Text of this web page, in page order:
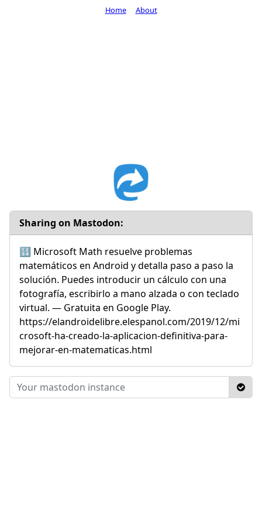
Sharing on Mastodon:
🔢 Microsoft Math resuelve problemas
matemáticos en Android y detalla paso a paso la
solución. Puedes introducir un cálculo con una
fotografía, escribirlo a mano alzada o con teclado
virtual. — Gratuita en Google Play.
https://elandroidelibre.elespanol.com/2019/12/mi
crosoft-ha-creado-la-aplicacion-definitiva-para-
mejorar-en-matematicas.html
Home About